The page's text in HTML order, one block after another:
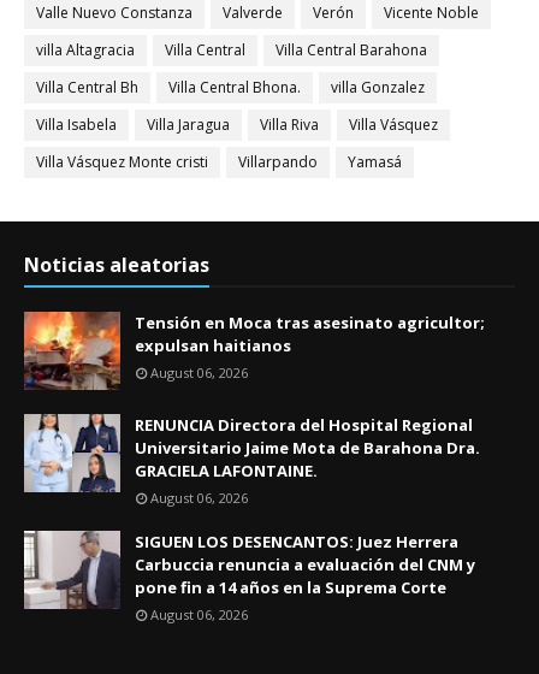
Valle Nuevo Constanza
Valverde Verón
Vicente Noble
villa Altagracia
Villa Central
Villa Central Barahona
Villa Central Bh
Villa Central Bhona.
villa Gonzalez
Villa Isabela
Villa Jaragua Villa Riva
Villa Vásquez
Villa Vásquez Monte cristi
Villarpando Yamasá
Noticias aleatorias
Tensión en Moca tras asesinato agricultor;
expulsan haitianos
August 06, 2026
RENUNCIA Directora del Hospital Regional
Universitario Jaime Mota de Barahona Dra.
GRACIELA LAFONTAINE.
August 06, 2026
SIGUEN LOS DESENCANTOS: Juez Herrera
Carbuccia renuncia a evaluación del CNM y
pone fin a 14 años en la Suprema Corte
August 06, 2026